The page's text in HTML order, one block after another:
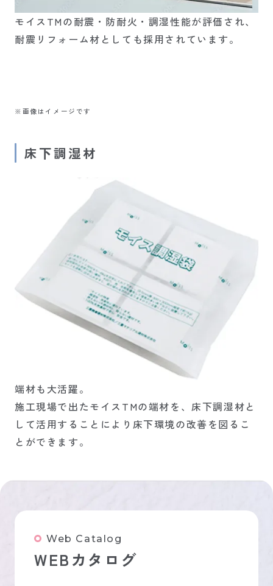
モイス TMの耐震・防耐火・調湿性能が評価され、
耐震リフォーム材としても採用されています。
※画像はイメージです
床下調湿材
端材も大活躍。
施工現場で出たモイスTMの端材を、床下調湿材と
して活用することにより床下環境の改善を図るこ
とができます。
Web Catalog
WEBカタログ